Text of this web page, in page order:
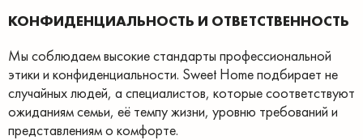
КОНФИДЕНЦИАЛЬНОСТЬ И ОТВЕТСТВЕННОСТЬ
Мы соблюдаем высокие стандарты профессиональной
этики и конфиденциальности. Sweet Home подбирает не
случайных людей, а специалистов, которые соответствуют
ожиданиям семьи, её темпу жизни, уровню требований и
представлениям о комфорте.